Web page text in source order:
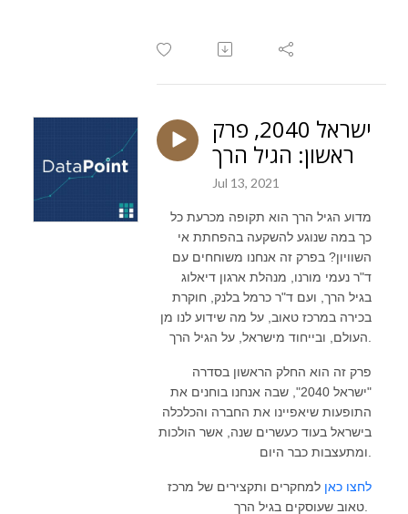
ישראל 2040, פרק
ראשון: הגיל הרך
Jul 13, 2021
מדוע הגיל הרך הוא תקופה מכרעת כל
כך במה שנוגע להשקעה בהפחתת אי
השוויון? בפרק זה אנחנו משוחחים עם
ד"ר נעמי מורנו, מנהלת ארגון דיאלוג
בגיל הרך, ועם ד"ר כרמל בלנק, חוקרת
בכירה במרכז טאוב, על מה שידוע לנו מן
פרק זה הוא החלק הראשון בסדרה
"ישראל 2040", שבה אנחנו בוחנים את
התופעות שיאפיינו את החברה והכלכלה
בישראל בעוד כעשרים שנה, אשר הולכות
לחצו כאן למחקרים ותקצירים של מרכז